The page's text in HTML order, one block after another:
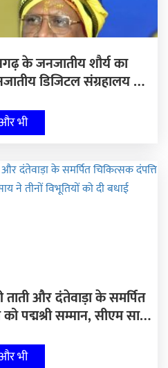
के जनजातीय शौर्य का
डिजिटल संग्रहालय की
भी
ताती और दंतेवाड़ा के समर्पित
पद्मश्री सम्मान, सीएम साय
भी